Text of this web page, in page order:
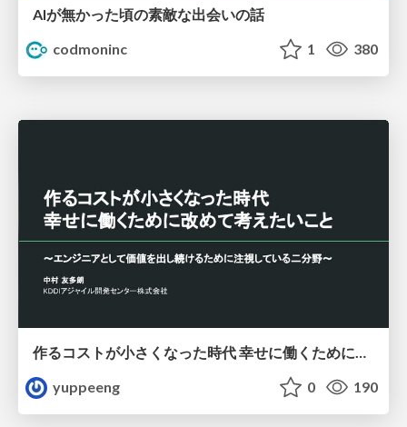
AIが無かった頃の素敵な出会いの話
codmoninc
1 380
作るコストが小さくなった時代 幸せに働くために改めて考えたいこと 〜エンジニアとして価値を出し続けるために注視している二分野〜
yuppeeng
0 190